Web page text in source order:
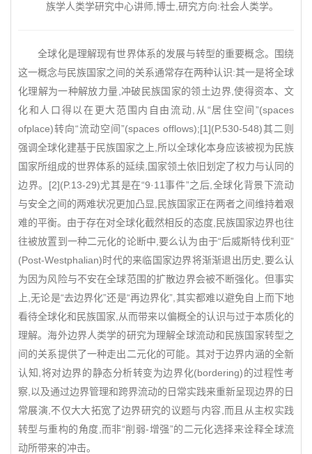
族学人类学研究中心讲师,博士,研究方向:社会人类学。
全球化是理解现有世界体系的发展与转型的重要概念。围绕
这一概念与民族国家之间的关系通常存在两种认识:其一是将全球
化理解为一种解放力量,冲破民族国家的领土边界,使得资本、文
化和人口得以在更大范围内自由流动,从“居住空间”(spaces
ofplace)转向“流动空间”(spaces offlows);[1](P.530-548)其二则
强调全球化建基于民族国家之上,所以全球化本身应该被视为民族
国家所组成的世界体系的延续,国家领土依旧划定了权力与认同的
边界。[2](P.13-29)尤其是在“9·11事件”之后,全球化背景下流动
与安全之间的两难状况更加凸显,民族国家正在两者之间维持着艰
难的平衡。由于存在对全球化截然相反的态度,民族国家边界也往
往被放置到一种二元化的论断中,要么认为由于“后威斯特伐利亚”
(Post-Westphalian)时代的来临国家边界将渐渐退出历史,要么认
为因为风险与不安在全球范围的扩散边界会被不断强化。但事实
上,无论是“去边界化”还是“再边界化”,其实都难以避免自上而下地
看待全球化和民族国家,从而带来以偏概全的认识与过于本质化的
理解。海外边界人类学的研究为理解全球流动和民族国家转型之
间的关系提供了一种走出二元化的可能。其对于边界内涵的全新
认知,将对边界的静态分析转变为边界化(bordering)的过程性考
察,以及通过边界管理和跨界流动的日常实践来重新呈现边界的日
常展演,不仅大大拓宽了边界研究的议题与内容,而且从主权实践
转型与重构的角度,而非“削弱-增强”的二元化选择来诠释全球流
动所带来的冲击。